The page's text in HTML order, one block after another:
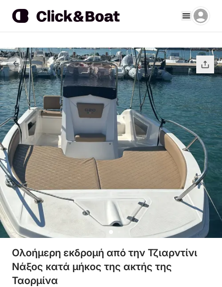
Ολοήμερη εκδρομή από την Τζιαρντίνι
Νάξος κατά μήκος της ακτής της
Ταορμίνα